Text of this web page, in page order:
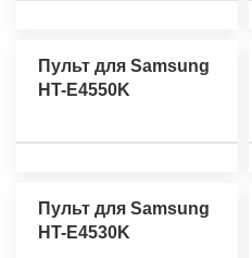
Пульт для Samsung
HT-E4550K
Пульт для Samsung
HT-E4530K